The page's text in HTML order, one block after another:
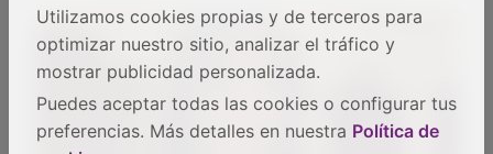
Utilizamos cookies propias y de terceros para
optimizar nuestro sitio, analizar el tráfico y
mostrar publicidad personalizada.
Puedes aceptar todas las cookies o configurar tus
preferencias. Más detalles en nuestra Política de